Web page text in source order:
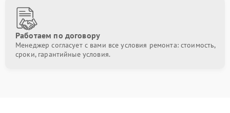
Работаем по договору
Менеджер согласует с вами все условия ремонта: стоимость,
сроки, гарантийные условия.